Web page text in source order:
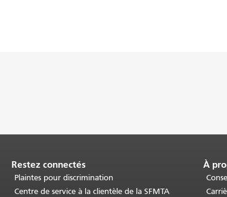
Restez connectés
Plaintes pour discrimination
Centre de service à la clientèle de la SFMTA
À